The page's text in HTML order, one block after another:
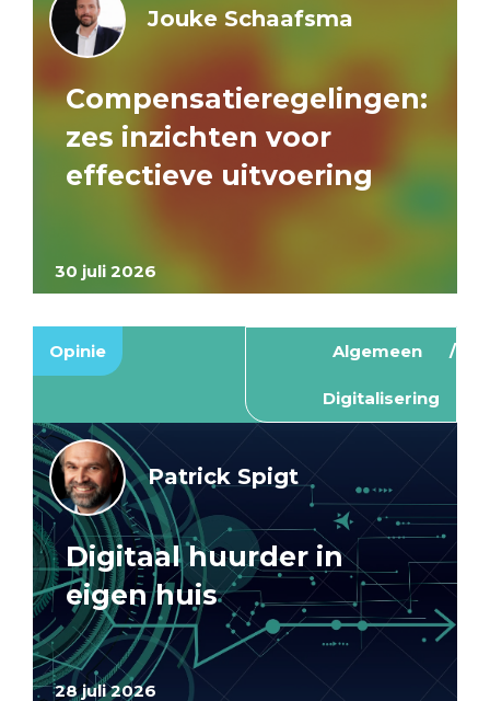
30 juli 2026
Jouke Schaafsma
Compensatieregelingen:
zes inzichten voor
effectieve uitvoering
Opinie Algemeen
Digitalisering
28 juli 2026
Patrick Spigt
Digitaal huurder in
eigen huis